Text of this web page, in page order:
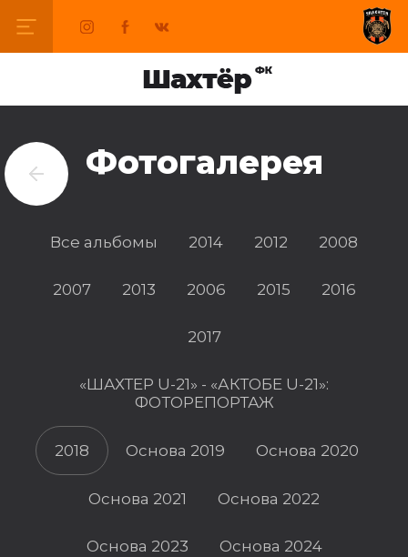
Фотогалерея
Все альбомы 2014 2012 2008
2007 2013 2006 2015 2016
2017
«ШАХТЕР U-21» - «АКТОБЕ U-21»:
ФОТОРЕПОРТАЖ
2018 Основа 2019 Основа 2020
Основа 2021 Основа 2022
Основа 2023 Основа 2024